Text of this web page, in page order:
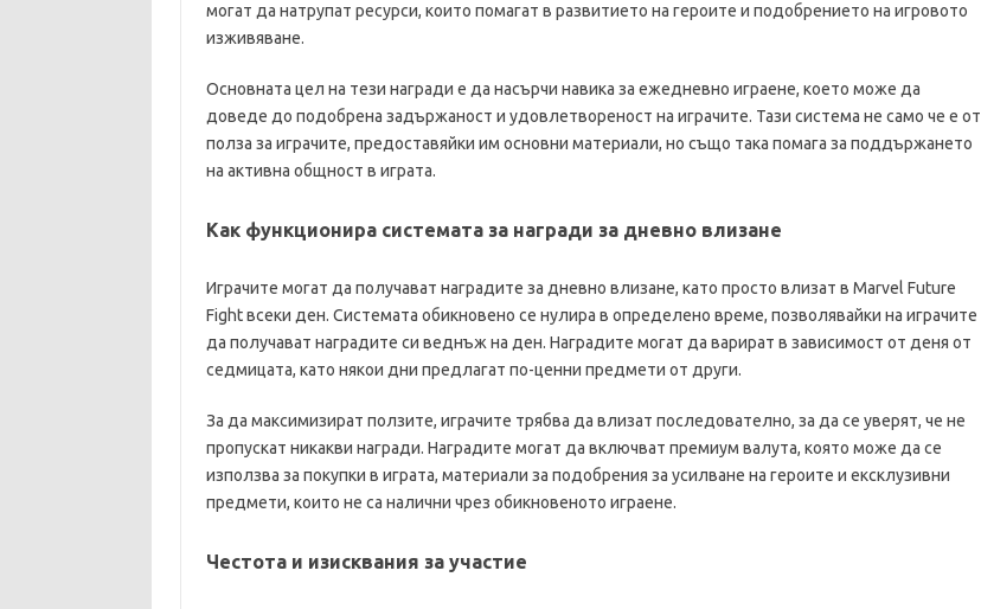
могат да натрупат ресурси, които помагат в развитието на героите и подобрението на игровото
изживяване.
Основната цел на тези награди е да насърчи навика за ежедневно играене, което може да
доведе до подобрена задържаност и удовлетвореност на играчите. Тази система не само че е от
полза за играчите, предоставяйки им основни материали, но също така помага за поддържането
на активна общност в играта.
Как функционира системата за награди за дневно влизане
Играчите могат да получават наградите за дневно влизане, като просто влизат в Marvel Future
Fight всеки ден. Системата обикновено се нулира в определено време, позволявайки на играчите
да получават наградите си веднъж на ден. Наградите могат да варират в зависимост от деня от
седмицата, като някои дни предлагат по-ценни предмети от други.
За да максимизират ползите, играчите трябва да влизат последователно, за да се уверят, че не
пропускат никакви награди. Наградите могат да включват премиум валута, която може да се
използва за покупки в играта, материали за подобрения за усилване на героите и ексклузивни
предмети, които не са налични чрез обикновеното играене.
Честота и изисквания за участие